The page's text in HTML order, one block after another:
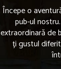
Începe o
pub-ul
extraordinară de
ți gustul